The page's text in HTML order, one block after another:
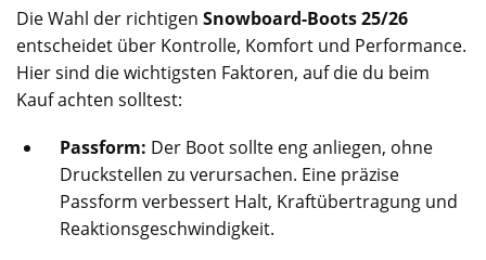
Die Wahl der richtigen Snowboard-Boots 25/26
entscheidet über Kontrolle, Komfort und Performance.
Hier sind die wichtigsten Faktoren, auf die du beim
Kauf achten solltest:
Passform: Der Boot sollte eng anliegen, ohne
Druckstellen zu verursachen. Eine präzise
Passform verbessert Halt, Kraftübertragung und
Reaktionsgeschwindigkeit.